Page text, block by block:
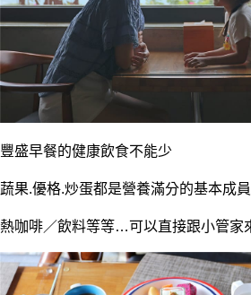
豐盛早餐的健康飲食不能少
蔬果.優格.炒蛋都是營養滿分的基本成員
熱咖啡／飲料等等…可以直接跟小管家